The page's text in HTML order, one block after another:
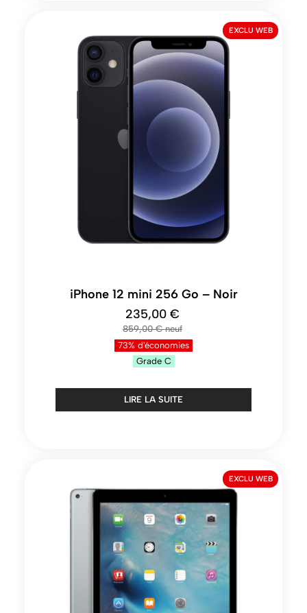
EXCLU WEB
iPhone 12 mini 256 Go – Noir
235,00 €
859,00 €
73% d'économies
Grade C
LIRE LA SUITE
EXCLU WEB